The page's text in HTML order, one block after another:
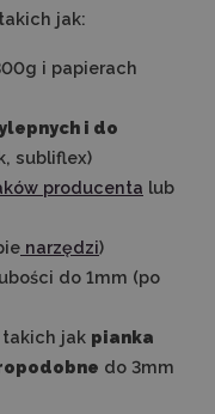
jak:
i papierach
i do
subliflex)
producenta lub
narzędzi)
do 1mm (po
takich jak pianka
do 3mm